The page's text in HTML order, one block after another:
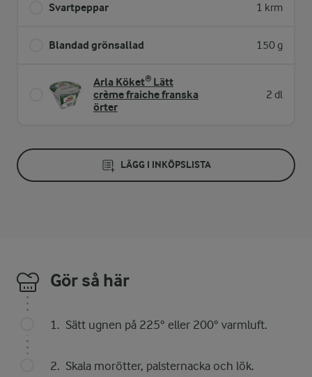
Svartpeppar 1 krm
Blandad grönsallad 150 g
Arla Köket® Lätt
crème fraiche franska
örter
2 dl
LÄGG I INKÖPSLISTA
Gör så här
Sätt ugnen på 225° eller 200° varmluft.
Skala morötter, palsternacka och lök.